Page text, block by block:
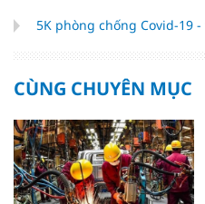
5K phòng chống Covid-19
CÙNG CHUYÊN MỤC